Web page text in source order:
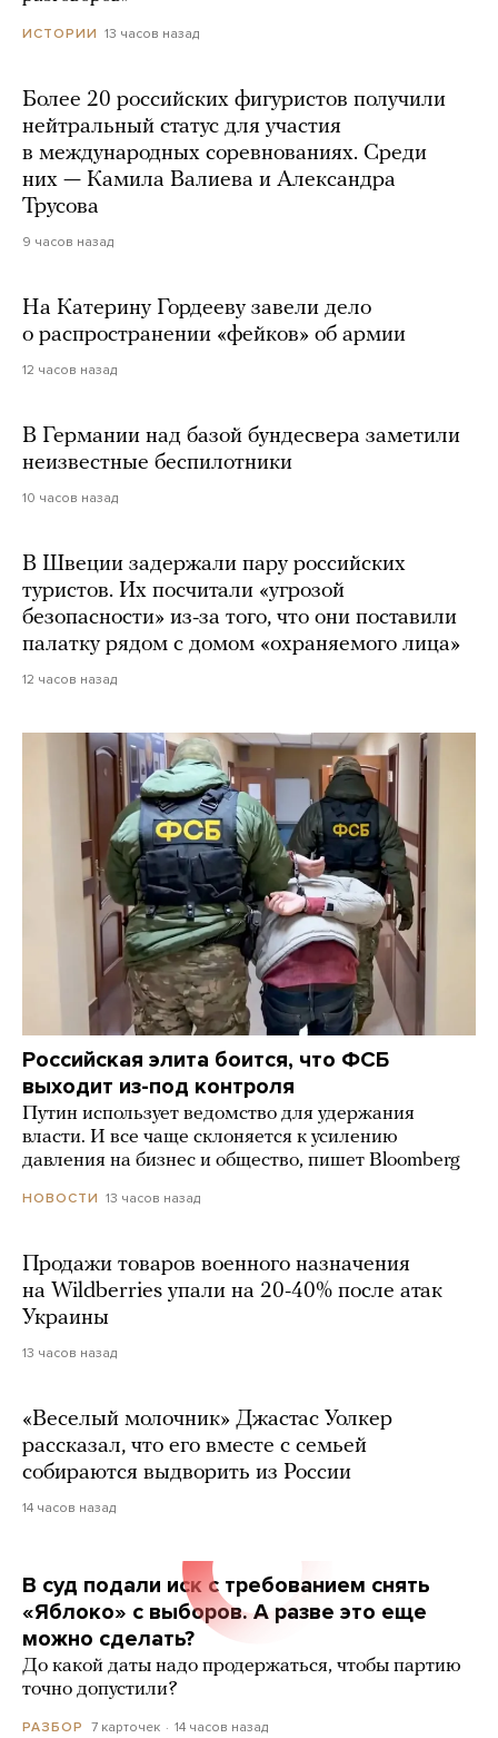
ИСТОРИИ 13 часов назад
Более 20 российских фигуристов получили
нейтральный статус для участия
в международных соревнованиях. Среди
них — Камила Валиева и Александра
Трусова
9 часов назад
На Катерину Гордееву завели дело
о распространении «фейков» об армии
12 часов назад
В Германии над базой бундесвера заметили
неизвестные беспилотники
10 часов назад
В Швеции задержали пару российских
туристов. Их посчитали «угрозой
безопасности» из-за того, что они поставили
палатку рядом с домом «охраняемого лица»
12 часов назад
Российская элита боится, что ФСБ
выходит из-под контроля
Путин использует ведомство для удержания
власти. И все чаще склоняется к усилению
давления на бизнес и общество, пишет Bloomberg
НОВОСТИ 13 часов назад
Продажи товаров военного назначения
на Wildberries упали на 20-40% после атак
Украины
13 часов назад
«Веселый молочник» Джастас Уолкер
рассказал, что его вместе с семьей
собираются выдворить из России
14 часов назад
В суд подали иск с требованием снять
«Яблоко» с выборов. А разве это еще
можно сделать?
До какой даты надо продержаться, чтобы партию
точно допустили?
РАЗБОР 7 карточек 14 часов назад